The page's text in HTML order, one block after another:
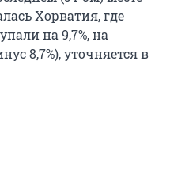
Хорватия, где
на 9,7%, на
8,7%), уточняется в